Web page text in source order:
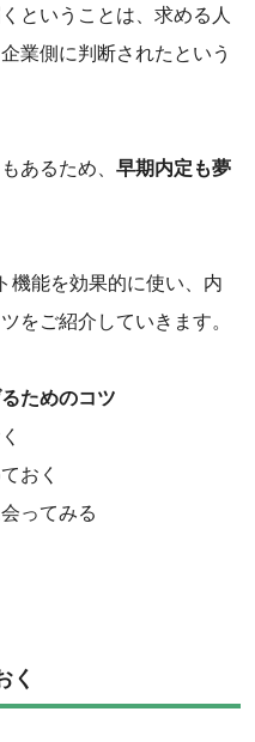
ということは、求める人
業側に判断されたという
あるため、 早期内定も夢
機能を効果的に使い、内
をご紹介していきます。
ためのコツ
おく
ってみる
く